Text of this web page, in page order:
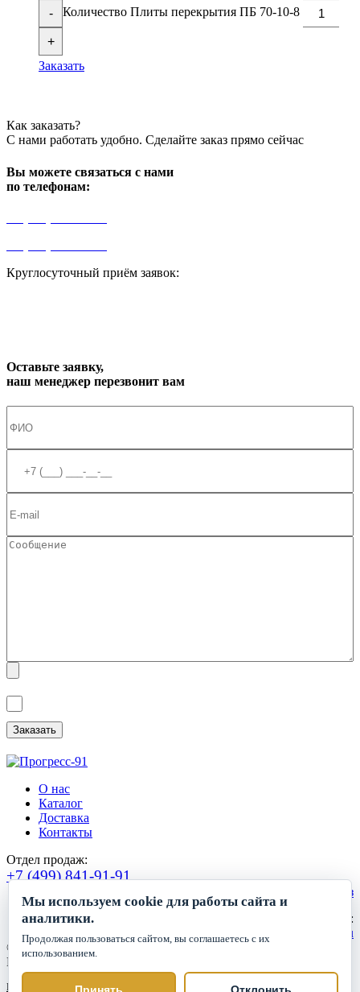
-
Количество Плиты перекрытия ПБ 70-10-8
+
Заказать
Как заказать?
С нами работать удобно. Сделайте заказ прямо сейчас
Вы можете связаться с нами
по телефонам:
Круглосуточный приём заявок:
Оставьте заявку,
наш менеджер перезвонит вам
О нас
Каталог
Доставка
Контакты
Отдел продаж:
+7 (499) 841-91-91
Сделать заказ
Круглосуточный прием заявок:
zakaz1@progress91.ru
©2019-2026. ООО «ГК Прогресс»
Все права защищены.
Политика обработки персональных данных
Мы используем cookie для работы сайта и
аналитики.
Продолжая пользоваться сайтом, вы соглашаетесь с их
использованием.